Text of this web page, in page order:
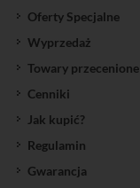
Oferty Specjalne
Wyprzedaż
Towary przecenione
Cenniki
Jak kupić?
Regulamin
Gwarancja